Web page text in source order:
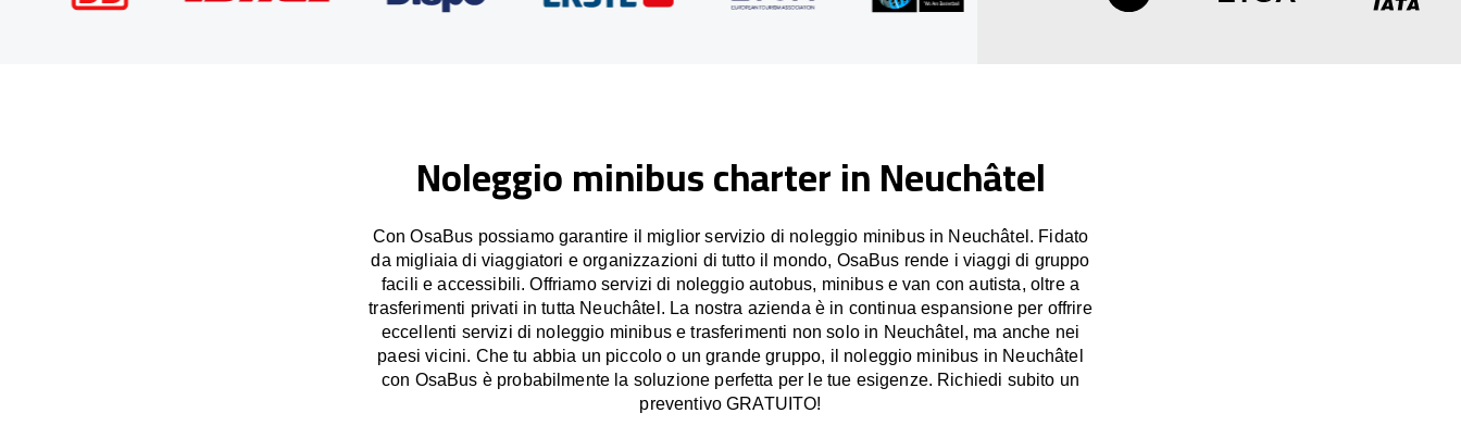
Noleggio minibus charter in Neuchâtel
Con OsaBus possiamo garantire il miglior servizio di noleggio minibus in Neuchâtel. Fidato
da migliaia di viaggiatori e organizzazioni di tutto il mondo, OsaBus rende i viaggi di gruppo
facili e accessibili. Offriamo servizi di noleggio autobus, minibus e van con autista, oltre a
trasferimenti privati in tutta Neuchâtel. La nostra azienda è in continua espansione per offrire
eccellenti servizi di noleggio minibus e trasferimenti non solo in Neuchâtel, ma anche nei
paesi vicini. Che tu abbia un piccolo o un grande gruppo, il noleggio minibus in Neuchâtel
con OsaBus è probabilmente la soluzione perfetta per le tue esigenze. Richiedi subito un
preventivo GRATUITO!